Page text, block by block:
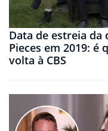
Data de estreia
Pieces em 2019: é
volta à CBS